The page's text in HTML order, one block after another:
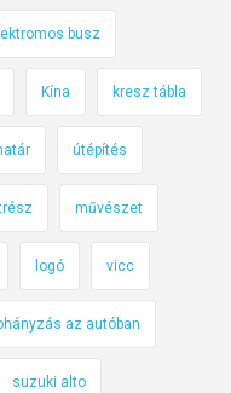
busz
Kína kresz tábla
útépítés
művészet
logó vicc
az autóban
suzuki alto